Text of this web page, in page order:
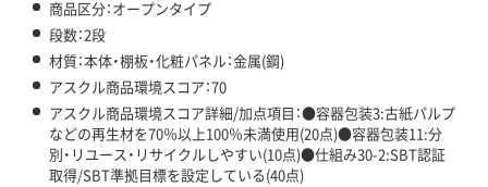
商品区分：オープンタイプ
段数：2段
材質：本体・棚板・化粧パネル：金属(鋼)
アスクル商品環境スコア：70
アスクル商品環境スコア詳細/加点項目：●容器包装3:古紙パルプ
などの再生材を70％以上100％未満使用(20点)●容器包装11:分
別・リユース・リサイクルしやすい(10点)●仕組み30-2:SBT認証
取得/SBT準拠目標を設定している(40点)